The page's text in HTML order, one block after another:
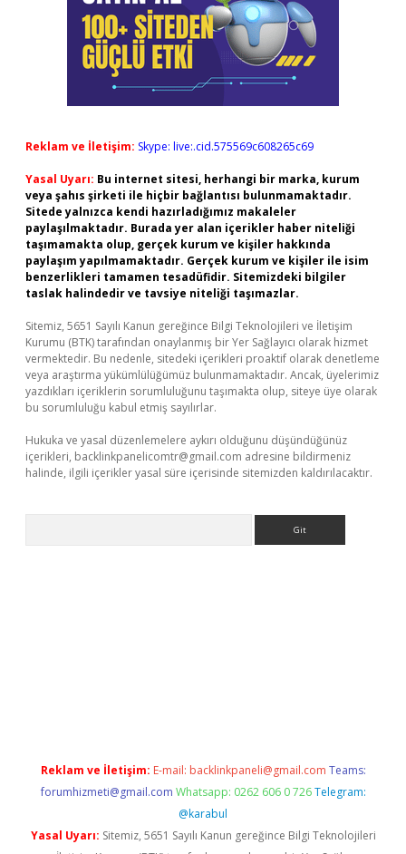
Reklam ve İletişim: Skype: live:.cid.575569c608265c69
Yasal Uyarı: Bu internet sitesi, herhangi bir marka, kurum
veya şahıs şirketi ile hiçbir bağlantısı bulunmamaktadır.
Sitede yalnızca kendi hazırladığımız makaleler
paylaşılmaktadır. Burada yer alan içerikler haber niteliği
taşımamakta olup, gerçek kurum ve kişiler hakkında
paylaşım yapılmamaktadır. Gerçek kurum ve kişiler ile isim
benzerlikleri tamamen tesadüfidir. Sitemizdeki bilgiler
taslak halindedir ve tavsiye niteliği taşımazlar.
Sitemiz, 5651 Sayılı Kanun gereğince Bilgi Teknolojileri ve İletişim
Kurumu (BTK) tarafından onaylanmış bir Yer Sağlayıcı olarak hizmet
vermektedir. Bu nedenle, sitedeki içerikleri proaktif olarak denetleme
veya araştırma yükümlülüğümüz bulunmamaktadır. Ancak, üyelerimiz
yazdıkları içeriklerin sorumluluğunu taşımakta olup, siteye üye olarak
bu sorumluluğu kabul etmiş sayılırlar.
Hukuka ve yasal düzenlemelere aykırı olduğunu düşündüğünüz
içerikleri, backlinkpanelicomtr@gmail.com adresine bildirmeniz
halinde, ilgili içerikler yasal süre içerisinde sitemizden kaldırılacaktır.
Reklam ve İletişim: E-mail: backlinkpaneli@gmail.com Teams:
forumhizmeti@gmail.com Whatsapp: 0262 606 0 726 Telegram:
@karabul
Yasal Uyarı: Sitemiz, 5651 Sayılı Kanun gereğince Bilgi Teknolojileri